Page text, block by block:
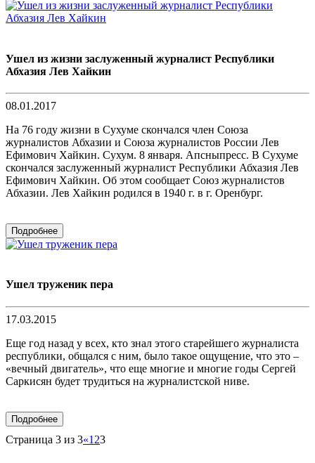
Ушел из жизни заслуженный журналист Республики
Абхазия Лев Хайкин
08.01.2017
На 76 году жизни в Сухуме скончался член Союза
журналистов Абхазии и Союза журналистов России Лев
Ефимович Хайкин. Сухум. 8 января. Апсныпресс. В Сухуме
скончался заслуженный журналист Республики Абхазия Лев
Ефимович Хайкин. Об этом сообщает Союз журналистов
Абхазии. Лев Хайкин родился в 1940 г. в г. Оренбург.
Подробнее
Ушел труженик пера
17.03.2015
Еще год назад у всех, кто знал этого старейшего журналиста
республики, общался с ним, было такое ощущение, что это –
«вечный двигатель», что еще многие и многие годы Сергей
Саркисян будет трудиться на журналистской ниве.
Подробнее
Страница 3 из 3«1 23